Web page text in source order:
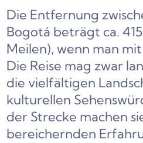
Die Entfernung
Bogotá beträgt ca.
Meilen), wenn man
Die Reise mag zwar
die vielfältigen
kulturellen
der Strecke machen
bereichernden